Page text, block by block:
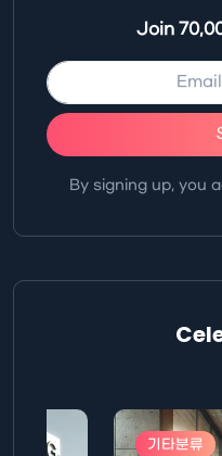
Join
By signing up, you
기타분류